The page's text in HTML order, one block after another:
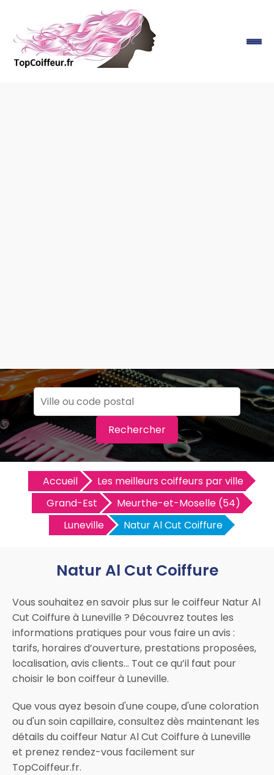
Rechercher
Accueil
Les meilleurs coiffeurs par ville
Grand-Est
Meurthe-et-Moselle (54)
Luneville
Natur Al Cut Coiffure
Natur Al Cut Coiffure
Vous souhaitez en savoir plus sur le coiffeur Natur Al
Cut Coiffure à Luneville ? Découvrez toutes les
informations pratiques pour vous faire un avis :
tarifs, horaires d’ouverture, prestations proposées,
localisation, avis clients… Tout ce qu’il faut pour
choisir le bon coiffeur à Luneville.
Que vous ayez besoin d'une coupe, d'une coloration
ou d'un soin capillaire, consultez dès maintenant les
détails du coiffeur Natur Al Cut Coiffure à Luneville
et prenez rendez-vous facilement sur
TopCoiffeur.fr.